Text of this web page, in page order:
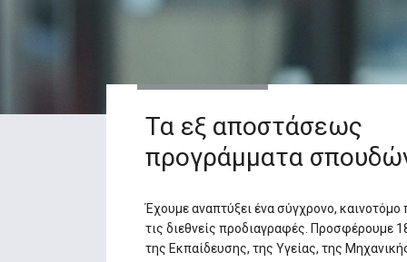
Τα εξ αποστάσεως
προγράμματα
Έχουμε αναπτύξει ένα σύγχρονο,
τις διεθνείς προδιαγραφές.
της Εκπαίδευσης, της Υγείας, της